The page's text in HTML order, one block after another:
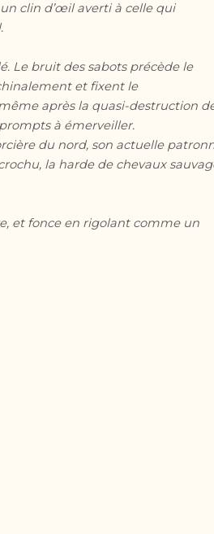
clin d’œil averti à celle qui
Le bruit des sabots précède le
et fixent le
après la quasi-destruction
à émerveiller.
du nord, son actuelle
la harde de chevaux
et fonce en rigolant comme un